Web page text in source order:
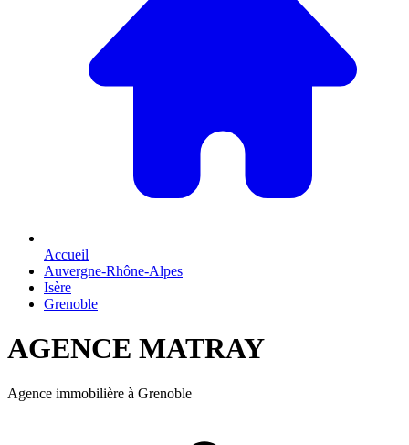
Accueil
Auvergne-Rhône-Alpes
Isère
Grenoble
AGENCE MATRAY
Agence immobilière à Grenoble